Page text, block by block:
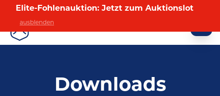
HOLSTEINER VERBAND
Downloads
Elite-Fohlenauktion: Jetzt zum Auktionslot
ausblenden